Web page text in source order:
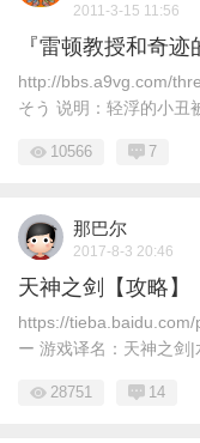
2011-3-15 11:56
『雷顿教授和奇
http://bbs.a9vg.com/
そう 说明：轻浮的小丑
10566 7
那巴尔
2017-8-3 20:46
天神之剑【攻略】
https://
ー 游戏译名：天神之剑|
28751 14